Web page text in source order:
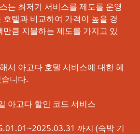
는 최저가 서비스를 제도를 운영
호텔과 비교하여 가격이 높을 경
만큼 지불하는 제도를 가지고 있
서 아고다 호텔 서비스에 대한 혜
니다.
아고다 할인 코드 서비스
까지 (숙박 기